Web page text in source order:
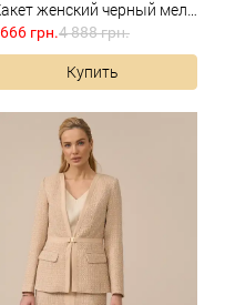
Жакет женский черный меланж
грн.4 888 грн.
Купить